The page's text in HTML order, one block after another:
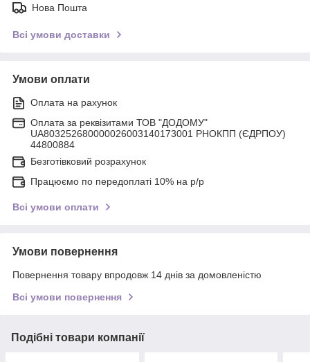
Нова Пошта
Всі умови доставки
Умови оплати
Оплата на рахунок
Оплата за реквізитами ТОВ "ДОДОМУ"
UA803252680000026003140173001 РНОКПП (ЄДРПОУ)
44800884
Безготівковий розрахунок
Працюємо по передоплаті 10% на р/р
Всі умови оплати
Умови повернення
Повернення товару впродовж 14 днів за домовленістю
Всі умови повернення
Подібні товари компанії